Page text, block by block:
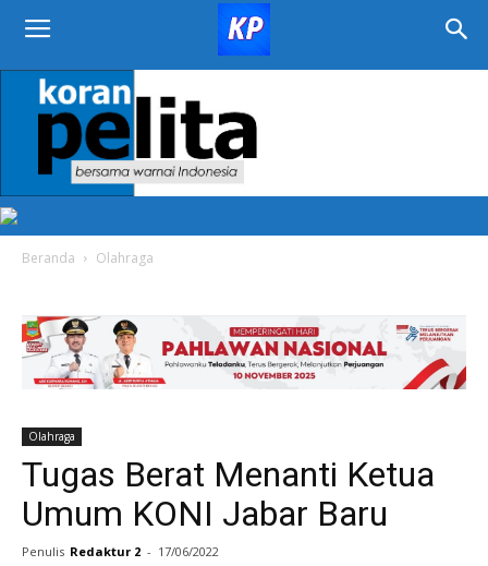
KORAN
PELITA
Beranda Olahraga
Olahraga
Tugas Berat Menanti Ketua
Umum KONI Jabar Baru
Penulis Redaktur 2 - 17/06/2022